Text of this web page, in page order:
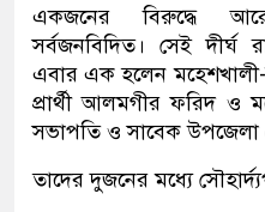
একজনের বিরুদ্ধে
সর্বজনবিদিত। সেই দীর্ঘ
এবার এক হলেন
প্রার্থী আলমগীর ফরিদ ও
সভাপতি ও সাবেক উপজেলা
তাদের দুজনের মধ্যে